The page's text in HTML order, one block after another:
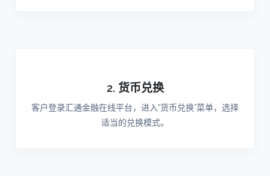
2. 货币兑换
客户登录汇通金融在线平台，进入“货币兑换”菜单，选择
适当的兑换模式。